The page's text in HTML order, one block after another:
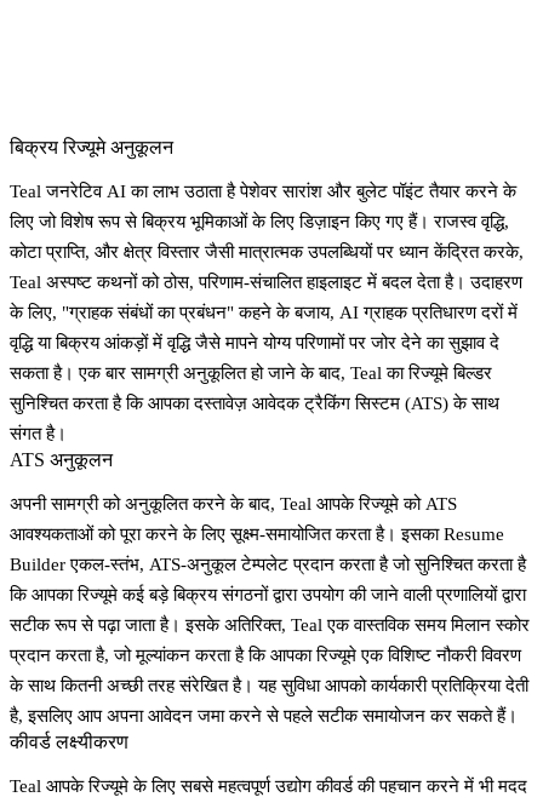
बिक्रय रिज्यूमे अनुकूलन
Tealजनरेटिव AIका लाभ उठाता है पेशेवर सारांश और बुलेट पॉइंट तैयार करने के
लिए जो विशेष रूप से बिक्रय भूमिकाओं के लिए डिज़ाइन किए गए हैं। राजस्व वृद्धि,
कोटा प्राप्ति, और क्षेत्र विस्तार जैसी मात्रात्मक उपलब्धियों पर ध्यान केंद्रित करके,
Teal अस्पष्ट कथनों को ठोस, परिणाम-संचालित हाइलाइट में बदल देता है। उदाहरण
के लिए, "ग्राहक संबंधों का प्रबंधन" कहने के बजाय, AI ग्राहक प्रतिधारण दरों में
वृद्धि या बिक्रय आंकड़ों में वृद्धि जैसे मापने योग्य परिणामों पर जोर देने का सुझाव दे
सकता है। एक बार सामग्री अनुकूलित हो जाने के बाद, Teal का रिज्यूमे बिल्डर
सुनिश्चित करता है कि आपका दस्तावेज़ आवेदक ट्रैकिंग सिस्टम (ATS) के साथ
संगत है।
ATS अनुकूलन
अपनी सामग्री को अनुकूलित करने के बाद, Teal आपके रिज्यूमे को ATS
आवश्यकताओं को पूरा करने के लिए सूक्ष्म-समायोजित करता है। इसका Resume
Builder एकल-स्तंभ, ATS-अनुकूल टेम्पलेट प्रदान करता है जो सुनिश्चित करता है
कि आपका रिज्यूमे कई बड़े बिक्रय संगठनों द्वारा उपयोग की जाने वाली प्रणालियों द्वारा
सटीक रूप से पढ़ा जाता है। इसके अतिरिक्त, Teal एक वास्तविक समय मिलान स्कोर
प्रदान करता है, जो मूल्यांकन करता है कि आपका रिज्यूमे एक विशिष्ट नौकरी विवरण
के साथ कितनी अच्छी तरह संरेखित है। यह सुविधा आपको कार्यकारी प्रतिक्रिया देती
है, इसलिए आप अपना आवेदन जमा करने से पहले सटीक समायोजन कर सकते हैं।
कीवर्ड लक्ष्यीकरण
Teal आपके रिज्यूमे के लिए सबसे महत्वपूर्ण उद्योग कीवर्ड की पहचान करने में भी मदद